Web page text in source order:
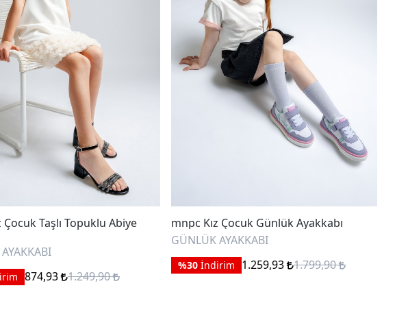
Çocuk Taşlı Topuklu Abiye
874,93 1.249,90
mnpc Kız Çocuk Günlük Ayakkabı
GÜNLÜK AYAKKABI
%30 İndirim 1.259,93 1.799,90